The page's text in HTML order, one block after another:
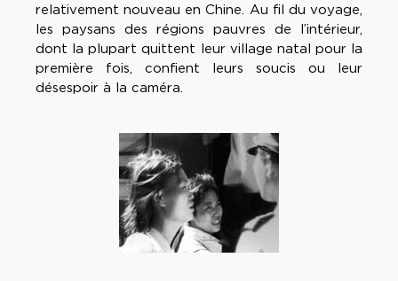
relativement nouveau en Chine. Au fil du voyage,
les paysans des régions pauvres de l’intérieur,
dont la plupart quittent leur village natal pour la
première fois, confient leurs soucis ou leur
désespoir à la caméra.